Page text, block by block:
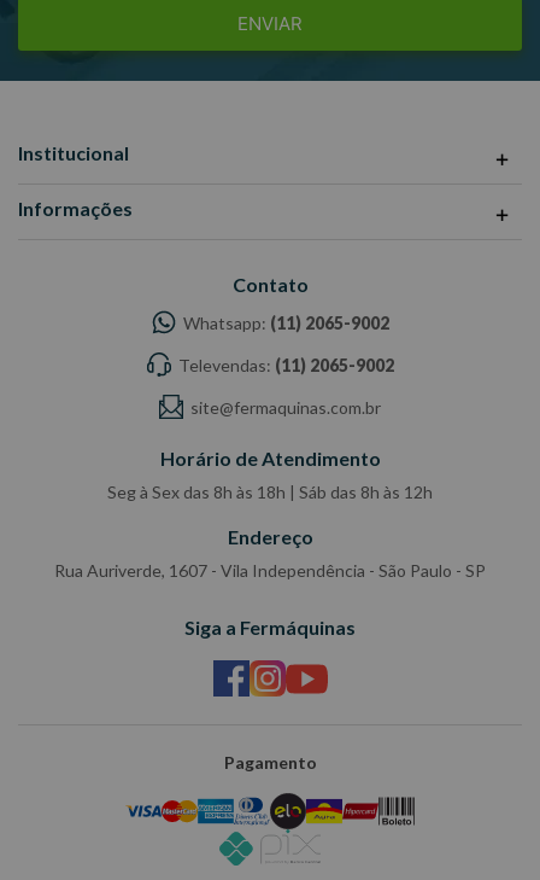
ENVIAR
Institucional
Informações
Contato
Whatsapp: (11) 2065-9002
Televendas: (11) 2065-9002
site@fermaquinas.com.br
Horário de Atendimento
Seg à Sex das 8h às 18h | Sáb das 8h às 12h
Endereço
Rua Auriverde, 1607 - Vila Independência - São Paulo - SP
Siga a Fermáquinas
Pagamento